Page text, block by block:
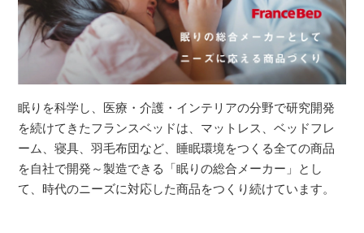
眠りを科学し、医療・介護・インテリアの分野で研究開発
を続けてきたフランスベッドは、マットレス、ベッドフレ
ーム、寝具、羽毛布団など、睡眠環境をつくる全ての商品
を自社で開発～製造できる「眠りの総合メーカー」とし
て、時代のニーズに対応した商品をつくり続けています。